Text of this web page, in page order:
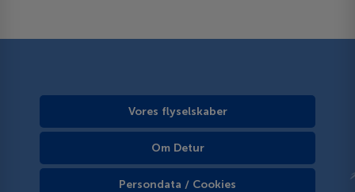
Vores flyselskaber
Om Detur
Persondata / Cookies